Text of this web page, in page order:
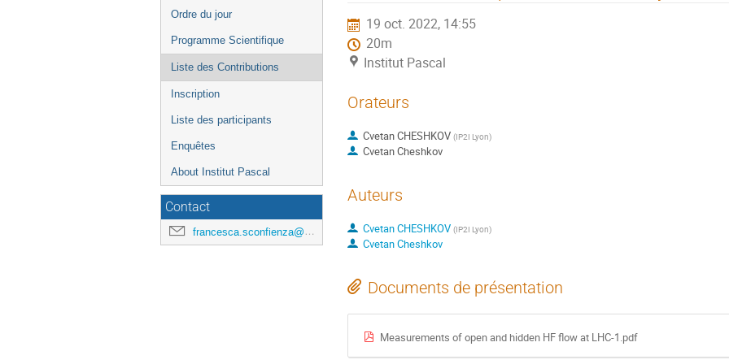
de
Ordre du jour
Programme Scientifique
Liste des Contributions
Inscription
Liste des participants
Enquêtes
About Institut Pascal
Contact
francesca.sconfienza@universite-paris-saclay.fr
19 oct. 2022, 14:55
20m
Institut Pascal
Orateurs
Cvetan CHESHKOV (IP2I Lyon)
Cvetan Cheshkov
Auteurs
Cvetan CHESHKOV (IP2I Lyon)
Cvetan Cheshkov
Documents de présentation
Measurements of open and hidden HF flow at LHC-1.pdf